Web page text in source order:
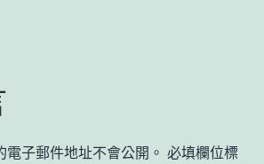
子郵件地址不會公開。 必填欄位標